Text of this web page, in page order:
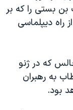
بستی را که بر
راه ديپلماسی
که در ژنو
به رهبران
بود.